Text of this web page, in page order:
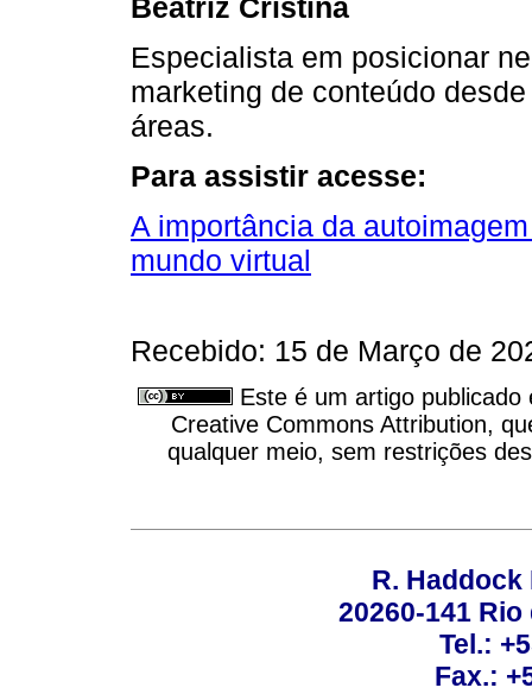
Especialista em posicionar
marketing de conteúdo
áreas.
Para assistir acesse:
A importância da
mundo virtual
Recebido: 15 de Março de
Este é um artigo
Creative Commons Attribution,
qualquer meio, sem restrições
R. Haddock
20260-141
Tel.:
Fax.: